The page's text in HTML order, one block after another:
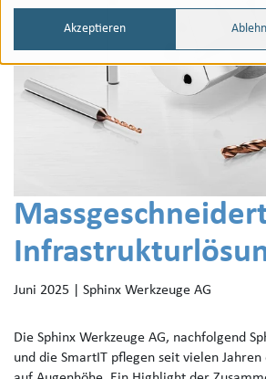
Akzeptieren
Juni 2025 | Sphinx Werkzeuge AG
Die Sphinx Werkzeuge AG, nachfolgend
und die SmartIT pflegen seit vielen